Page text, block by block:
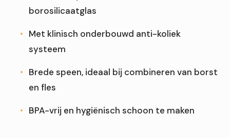
borosilicaatglas
Met klinisch onderbouwd anti-koliek
systeem
Brede speen, ideaal bij combineren van borst
en fles
BPA-vrij en hygiënisch schoon te maken